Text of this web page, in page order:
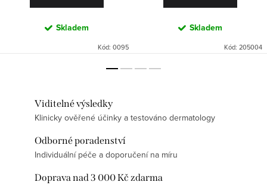
Skladem
Kód: 0095
Skladem
Kód: 205004
Viditelné výsledky
Klinicky ověřené účinky a testováno dermatology
Odborné poradenství
Individuální péče a doporučení na míru
Doprava nad 3 000 Kč zdarma